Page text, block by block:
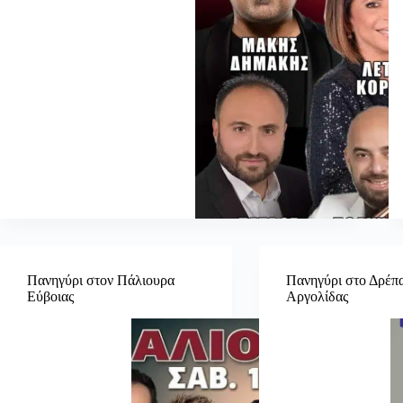
Πανηγύρι στον Πάλιουρα
Εύβοιας
Πανηγύρι στο
Αργολίδας